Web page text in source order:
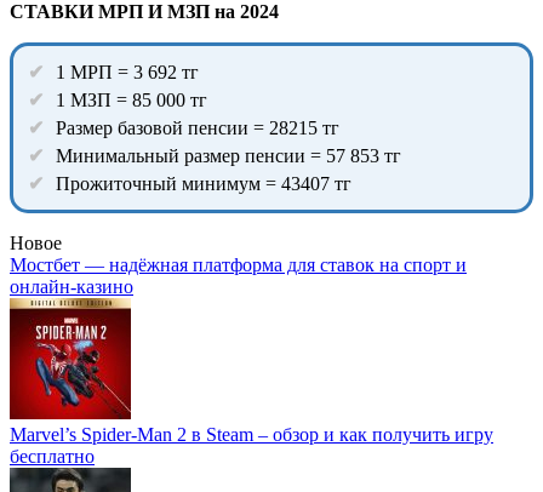
СТАВКИ МРП И МЗП на 2024
1 МРП = 3 692 тг
1 МЗП = 85 000 тг
Размер базовой пенсии = 28215 тг
Минимальный размер пенсии = 57 853 тг
Прожиточный минимум = 43407 тг
Новое
Мостбет — надёжная платформа для ставок на спорт и
онлайн-казино
Marvel’s Spider-Man 2 в Steam – обзор и как получить игру
бесплатно